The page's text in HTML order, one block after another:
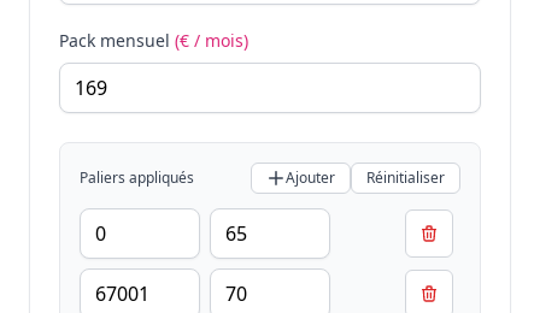
Pack mensuel (€ / mois)
Paliers appliqués Ajouter Réinitialiser